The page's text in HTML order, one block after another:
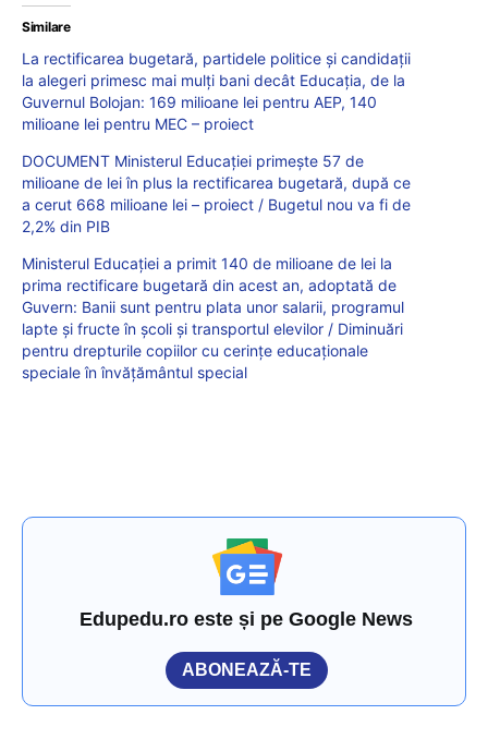
Similare
La rectificarea bugetară, partidele politice și candidații
la alegeri primesc mai mulți bani decât Educația, de la
Guvernul Bolojan: 169 milioane lei pentru AEP, 140
milioane lei pentru MEC – proiect
DOCUMENT Ministerul Educației primește 57 de
milioane de lei în plus la rectificarea bugetară, după ce
a cerut 668 milioane lei – proiect / Bugetul nou va fi de
2,2% din PIB
Ministerul Educației a primit 140 de milioane de lei la
prima rectificare bugetară din acest an, adoptată de
Guvern: Banii sunt pentru plata unor salarii, programul
lapte și fructe în școli și transportul elevilor / Diminuări
pentru drepturile copiilor cu cerințe educaționale
speciale în învățământul special
Edupedu.ro este și pe Google News
ABONEAZĂ-TE